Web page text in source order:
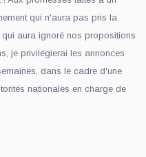
qui n'aura pas pris la
aura ignoré nos propositions
je privilégierai les annonces
dans le cadre d'une
nationales en charge de